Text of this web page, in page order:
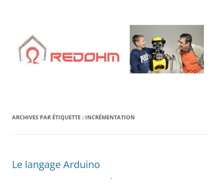
ARCHIVES PAR ÉTIQUETTE : INCRÉMENTATION
Le langage Arduino
.